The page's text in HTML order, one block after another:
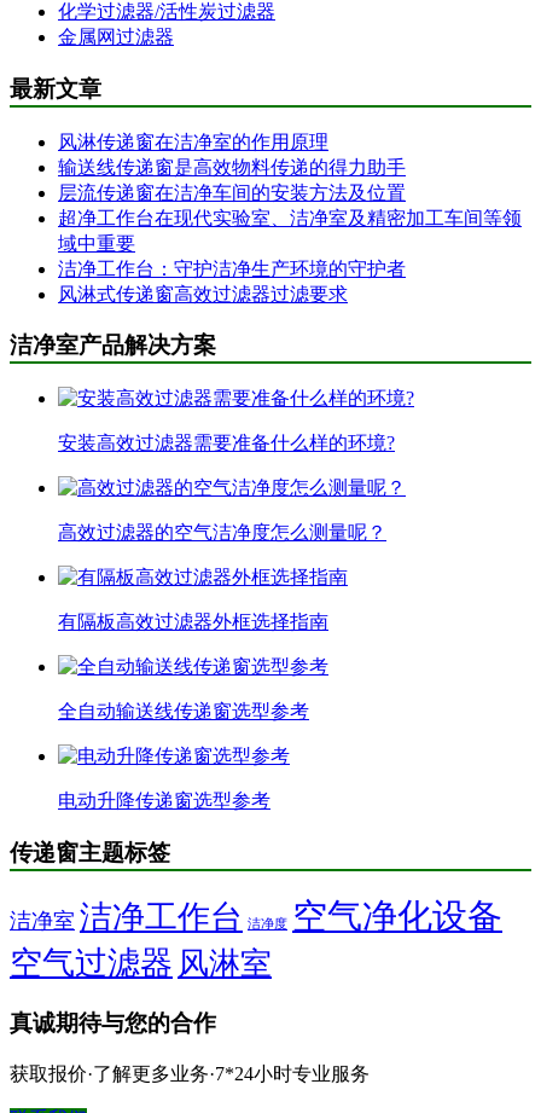
化学过滤器/活性炭过滤器
金属网过滤器
最新文章
风淋传递窗在洁净室的作用原理
输送线传递窗是高效物料传递的得力助手
层流传递窗在洁净车间的安装方法及位置
超净工作台在现代实验室、洁净室及精密加工车间等领
域中重要
洁净工作台：守护洁净生产环境的守护者
风淋式传递窗高效过滤器过滤要求
洁净室产品解决方案
安装高效过滤器需要准备什么样的环境?
高效过滤器的空气洁净度怎么测量呢？
有隔板高效过滤器外框选择指南
全自动输送线传递窗选型参考
电动升降传递窗选型参考
传递窗主题标签
洁净室 洁净工作台 洁净度 空气净化设备
空气过滤器 风淋室
真诚期待与您的合作
获取报价·了解更多业务·7*24小时专业服务